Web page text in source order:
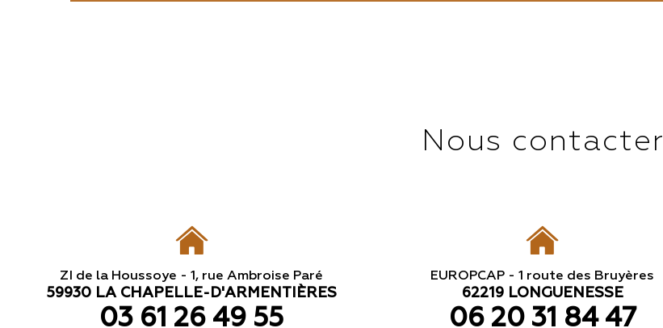
Nous contacter
ZI de la Houssoye - 1, rue Ambroise Paré
59930 LA CHAPELLE-D'ARMENTIÈRES
03 61 26 49 55
EUROPCAP - 1 route des Bruyères
62219 LONGUENESSE
06 20 31 84 47